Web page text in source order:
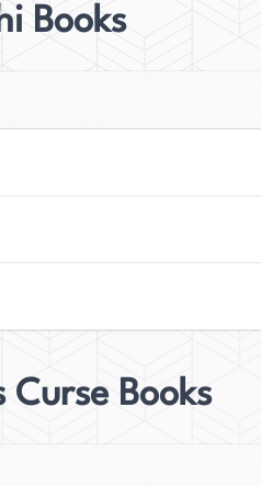
Books
Curse Books